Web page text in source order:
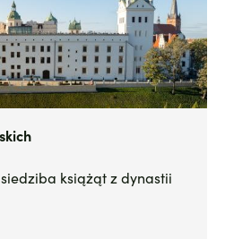
książąt z dynastii